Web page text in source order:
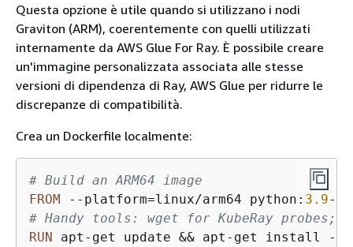
Questa opzione è utile quando si utilizzano i nodi
Graviton (ARM), coerentemente con quelli utilizzati
internamente da AWS Glue For Ray. È possibile creare
un'immagine personalizzata associata alle stesse
versioni di dipendenza di Ray, AWS Glue per ridurre le
discrepanze di compatibilità.
Crea un Dockerfile localmente:
# Build an ARM64 image
FROM --platform=linux/arm64 python: 3.9
# Handy tools: wget for KubeRay probes;
RUN apt-get update && apt-get install -y